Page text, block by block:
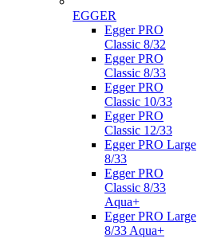
EGGER
Egger PRO
Classic 8/32
Egger PRO
Classic 8/33
Egger PRO
Classic 10/33
Egger PRO
Classic 12/33
Egger PRO Large
8/33
Egger PRO
Classic 8/33
Aqua+
Egger PRO Large
8/33 Aqua+